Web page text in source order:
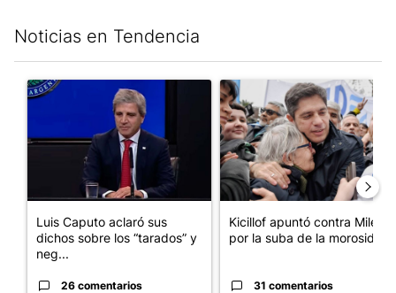
Noticias en Tendencia
Un artículo de tendencia con el título "Luis Caputo aclaró sus
Luis Caputo aclaró sus
dichos sobre los “tarados” y
neg...
26 comentarios
Un artículo de tendencia con
Kicillof apuntó contra Milei
por la suba de la morosida...
31 comentarios